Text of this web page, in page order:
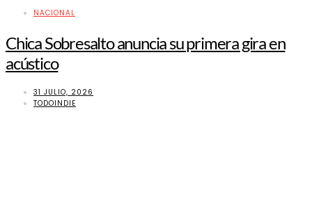
NACIONAL
Chica Sobresalto anuncia su primera gira en
acústico
31 JULIO, 2026
TODOINDIE